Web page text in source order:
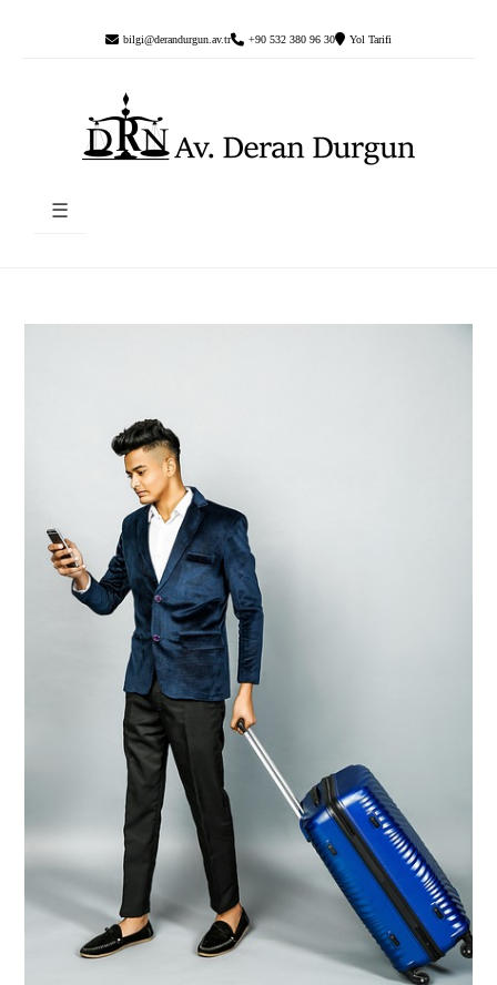
bilgi@derandurgun.av.tr +90 532 380 96 30 Yol Tarifi
☰